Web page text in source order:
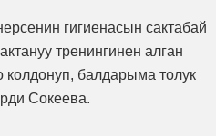
гигиенасын сактабай
тренингинен алган
балдарыма толук
Сокеева.